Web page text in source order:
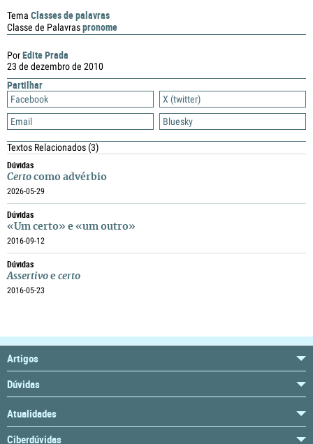
PorEdite Prada
23 de dezembro de 2010
Partilhar
Facebook
X (twitter)
Email
Bluesky
Textos Relacionados(3)
Dúvidas
Certo como advérbio
2026-05-29
Dúvidas
«Um certo» e «um outro»
2016-09-12
Dúvidas
Assertivo e certo
2016-05-23
Tema Classes de palavras
Classe de Palavraspronome
Artigos
Dúvidas
Atualidades
Ciberdúvidas